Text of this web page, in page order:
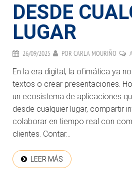
DESDE
LUGAR
26/09/2025 POR CARLA MOURIÑO
En la era digital, la ofimática ya
textos o crear presentaciones.
un ecosistema de aplicaciones
desde cualquier lugar, compartir
colaborar en tiempo real con
clientes. Contar...
LEER MÁS